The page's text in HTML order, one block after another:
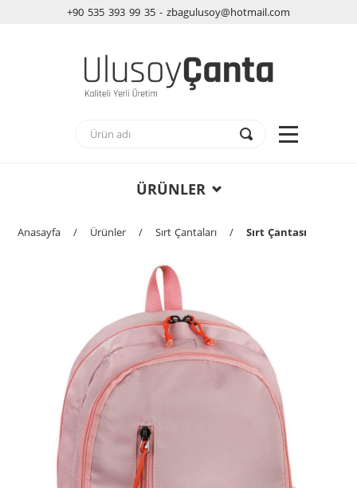
+90 535 393 99 35 - zbagulusoy@hotmail.com
ÜRÜNLER
Anasayfa / Ürünler / Sırt Çantaları / Sırt Çantası